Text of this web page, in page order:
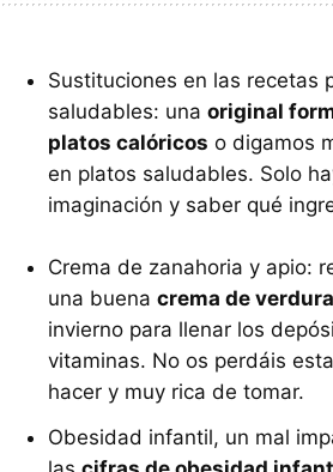
Sustituciones en las recetas
saludables: una original
platos calóricos o digamos
en platos saludables. Solo
imaginación y saber qué
Crema de zanahoria y apio:
una buena crema de
invierno para llenar los
vitaminas. No os perdáis
hacer y muy rica de tomar.
Obesidad infantil, un mal